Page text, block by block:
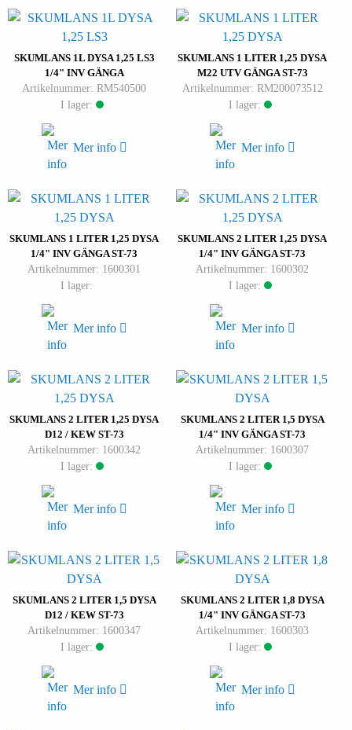
SKUMLANS 1L DYSA 1,25 LS3
1/4" INV GÄNGA
Artikelnummer: RM540500
I lager:
Mer info
SKUMLANS 1 LITER 1,25 DYSA
M22 UTV GÄNGA ST-73
Artikelnummer: RM200073512
I lager:
Mer info
SKUMLANS 1 LITER 1,25 DYSA
1/4" INV GÄNGA ST-73
Artikelnummer: 1600301
I lager:
Mer info
SKUMLANS 2 LITER 1,25 DYSA
1/4" INV GÄNGA ST-73
Artikelnummer: 1600302
I lager:
Mer info
SKUMLANS 2 LITER 1,25 DYSA
D12 / KEW ST-73
Artikelnummer: 1600342
I lager:
Mer info
SKUMLANS 2 LITER 1,5 DYSA
1/4" INV GÄNGA ST-73
Artikelnummer: 1600307
I lager:
Mer info
SKUMLANS 2 LITER 1,5 DYSA
D12 / KEW ST-73
Artikelnummer: 1600347
I lager:
Mer info
SKUMLANS 2 LITER 1,8 DYSA
1/4" INV GÄNGA ST-73
Artikelnummer: 1600303
I lager:
Mer info